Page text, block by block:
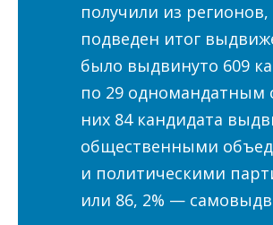
получили из
подведен итог
было выдвинуто 609
по 29 одномандатным
них 84 кандидата
общественными
и политическими
или 86, 2% —